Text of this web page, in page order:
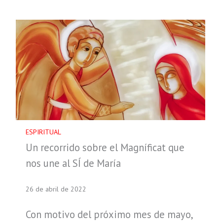
ESPIRITUAL
Un recorrido sobre el Magníficat que
nos une al SÍ de María
26 de abril de 2022
Con motivo del próximo mes de mayo,